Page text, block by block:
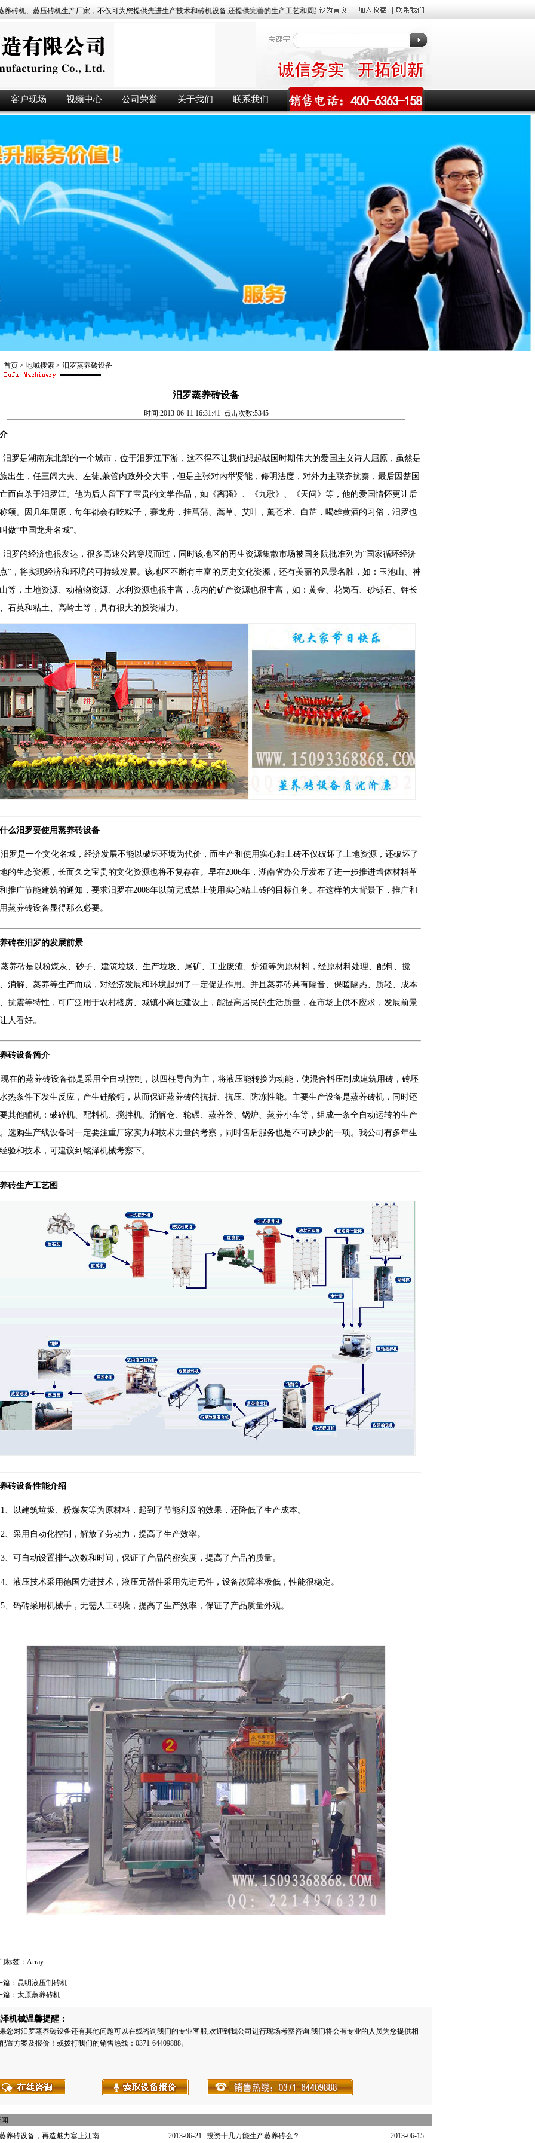
蒸压砖机生产厂家，不仅可为您提供先进生产技术和砖机设备,还提供完善的生产工艺和周到的售后服务,如需了解设备价格、型号及生产工艺可咨询我们。
客户现场 视频中心 公司荣誉 关于我们 联系我们
首页 > 地域搜索 > 汨罗蒸养砖设备
汨罗蒸养砖设备
时间:2013-06-11 16:31:41 点击次数:5345
罗是湖南东北部的一个城市，位于汨罗江下游，这不得不让我们想起战国时期伟大的爱国主义诗人屈原，虽然是
出生，任三闾大夫、 左徒,兼管内政外交大事，但是主张对内举贤能，修明法度，对外力主联齐抗秦，最后因楚国
而自杀于汨罗江。他为后人留下了宝贵的文学作品，如《离骚》、《九歌》、《天问》等，他的爱国情怀更让后
颂。因几年屈原，每年都会有吃粽子， 赛龙舟，挂菖蒲、 蒿草、 艾叶，薰苍术、 白芷，喝雄黄酒的习俗，汨罗也
做“中国龙舟名城”。
罗的经济也很发达，很多高速公路穿境而过，同时该地区的再生资源集散市场被国务院批准列为”国家循环经济
“，将实现经济和环境的可持续发展。该地区不断有丰富的历史文化资源，还有美丽的风景名胜，如：玉池山、神
等，土地资源、动植物资源、水利资源也很丰富，境内的矿产资源也很丰富，如：黄金、 花岗石、砂砾石、钾长
石英和粘土、高岭土等，具有很大的投资潜力。
么汨罗要使用蒸养砖设备
罗是一个文化名城，经济发展不能以破坏环境为代价，而生产和使用实心粘土砖不仅破坏了土地资源，还破坏了
的生态资源，长而久之宝贵的文化资源也将不复存在。早在2006年，湖南省办公厅发布了进一步推进墙体材料革
推广节能建筑的通知，要求汨罗在2008年以前完成禁止使用实心粘土砖的目标任务。在这样的大背景下，推广和
蒸养砖设备显得那么必要。
砖在汨罗的发展前景
养砖是以粉煤灰、砂子、建筑垃圾、生产垃圾、尾矿、工业废渣、炉渣等为原材料，经原材料处理、配料、搅
消解、蒸养等生产而成，对经济发展和环境起到了一定促进作用。并且蒸养砖具有隔音、保暖隔热、质轻、成本
抗震等特性，可广泛用于农村楼房、城镇小高层建设上，能提高居民的生活质量，在市场上供不应求，发展前景
人看好。
砖设备简介
在的蒸养砖设备都是采用全自动控制，以四柱导向为主，将液压能转换为动能，使混合料压制成建筑用砖，砖坯
热条件下发生反应，产生硅酸钙，从而保证蒸养砖的抗折、抗压、防冻性能。主要生产设备是蒸养砖机，同时还
其他辅机：破碎机、配料机、搅拌机、消解仓、轮碾、蒸养釜、锅炉、蒸养小车等，组成一条全自动运转的生产
选购生产线设备时一定要注重厂家实力和技术力量的考察，同时售后服务也是不可缺少的一项。我公司有多年生
验和技术，可建议到铭泽机械考察下。
砖生产工艺图
砖设备性能介绍
以建筑垃圾、粉煤灰等为原材料，起到了节能利废的效果，还降低了生产成本。
采用自动化控制，解放了劳动力，提高了生产效率。
可自动设置排气次数和时间，保证了产品的密实度，提高了产品的质量。
液压技术采用德国先进技术，液压元器件采用先进元件，设备故障率极低，性能很稳定。
码砖采用机械手，无需人工码垛，提高了生产效率，保证了产品质量外观。
标签：Array
篇： 昆明液压制砖机
篇：太原蒸养砖机
机械温馨提醒：
您对汨罗蒸养砖设备还有其他问题可以在线咨询我们的专业客服,欢迎到我公司进行现场考察咨询.我们将会有专业的人员为您提供相
置方案及报价！或拨打我们的销售热线：0371-64409888。
2013-06-21
养砖设备，再造魅力塞上江南 2013-06-15
投资十几万能生产蒸养砖么？